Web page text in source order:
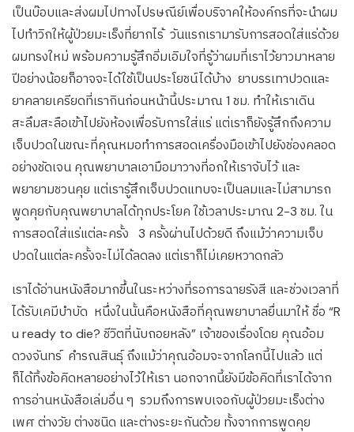
เป็นบ๊อบและส่งผมไปทางไปรษณีย์เพื่อบริจาคให้องค์กรที่จะนำผม
ไปทำวิกให้ผู้ป่วยมะเร็งที่ยากไร้ วันแรกเรามารับการสอดใส่แร่ด้วย
ผมทรงใหม่ พร้อมความรู้สึกอิ่มเอิมใจที่รู้ว่าผมที่เราไว้ยาวมาหลาย
ปีอย่างน้อยก็อาจจะได้ใช้เป็นประโยชน์ได้บ้าง ยาบรรเทาปวดและ
ยาคลายเครียดที่เรากินก่อนหน้านี้ประมาณ 1 ชม. ทำให้เราเดิน
สะลึมสะลือเข้าไปยังห้องเพื่อรับการใส่แร่ แต่เราก็ยังรู้สึกถึงความ
เจ็บปวดในขณะที่คุณหมอทำการสอดเครื่องมือเข้าไปยังช่องคลอด
อย่างชัดเจน คุณพยาบาลเอามือมาวางที่อกให้เราจับไว้ และ
พยายามชวนคุย แต่เรารู้สึกเจ็บปวดแทบจะเป็นลมและไม่สามารถ
พูดคุยกับคุณพยาบาลได้ทุกประโยค ใช้เวลาประมาณ 2-3 ชม. ใน
การสอดใส่แร่แต่ละครั้ง 3 ครั้งผ่านไปด้วยดี ถึงแม้ว่าความเจ็บ
ปวดในแต่ละครั้งจะไม่ได้ลดลง แต่เราก็ไม่เคยหวาดกลัว
เราได้อ่านหนังสือมากขึ้นในระหว่างที่รอการฉายรังสี และช่วงเวลาที่
ได้รับเคมีบำบัด หนึ่งในนั้นคือหนังสือที่คุณพยาบาลยื่นมาให้ ชื่อ “R
u ready to die? ชีวิตที่นับถอยหลัง” เจ้าของเรื่องโดย คุณอ้อม
ดวงจันทร์ คำรณสินธุ์ ถึงแม้ว่าคุณอ้อมจะจากโลกนี้ไปแล้ว แต่
ก็ได้ทิ้งข้อคิดหลายอย่างไว้ให้เรา นอกจากนี้ยังมีข้อคิดที่เราได้จาก
การอ่านหนังสือเล่มอื่น ๆ รวมถึงการพบเจอกับผู้ป่วยมะเร็งต่าง
เพศ ต่างวัย ต่างชนิด และต่างระยะกันด้วย ทั้งจากการพูดคุย